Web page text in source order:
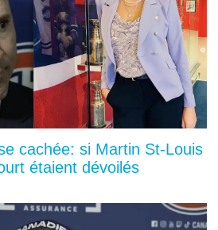
cachée: si Martin St-Louis
étaient dévoilés